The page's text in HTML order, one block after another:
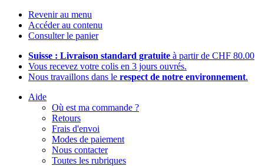
Revenir au menu
Accéder au contenu
Consulter le panier
Suisse : Livraison standard gratuite à partir de CHF 80.00
Vous recevez votre colis en 3 jours ouvrés.
Nous travaillons dans le respect de notre environnement.
Aide
Où est ma commande ?
Retours
Frais d'envoi
Modes de paiement
Nous contacter
Toutes les rubriques